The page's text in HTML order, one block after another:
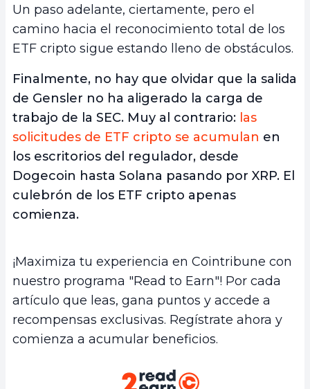
Un paso adelante, ciertamente, pero el
camino hacia el reconocimiento total de los
ETF cripto sigue estando lleno de obstáculos.
Finalmente, no hay que olvidar que la salida
de Gensler no ha aligerado la carga de
trabajo de la SEC. Muy al contrario: las
solicitudes de ETF cripto se acumulan en
los escritorios del regulador, desde
Dogecoin hasta Solana pasando por XRP. El
culebrón de los ETF cripto apenas
comienza.
¡Maximiza tu experiencia en Cointribune con
nuestro programa "Read to Earn"! Por cada
artículo que leas, gana puntos y accede a
recompensas exclusivas. Regístrate ahora y
comienza a acumular beneficios.